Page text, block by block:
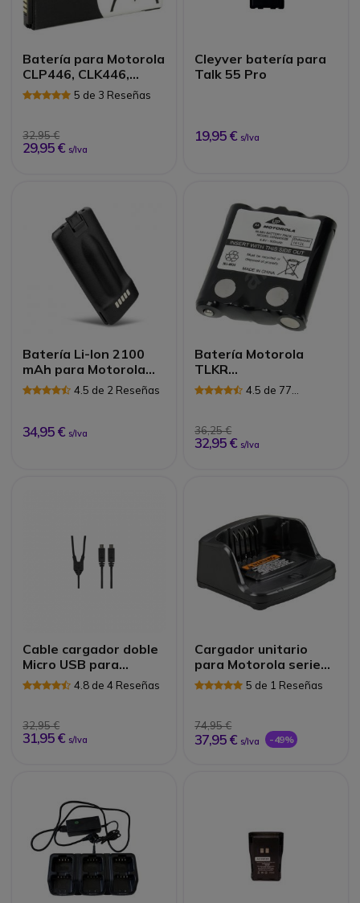
Batería para Motorola
CLP446, CLK446,
XT185
5 de 3 Reseñas
32,95 €
29,95 € s/Iva
Cleyver batería para
Talk 55 Pro
19,95 € s/Iva
Batería Li-Ion 2100
mAh para Motorola
XT420/460/660
4.5 de 2 Reseñas
34,95 € s/Iva
Batería Motorola
TLKR
6/7/8/60/80/80EX,
XTR, XTK
4.5 de 77
36,25 €
32,95 € s/Iva
Cable cargador doble
Micro USB para
Motorola TLKR T82
4.8 de 4 Reseñas
32,95 €
31,95 € s/Iva
Cargador unitario
para Motorola serie
XTXX
5 de 1 Reseñas
74,95 €
37,95 € s/Iva -49%